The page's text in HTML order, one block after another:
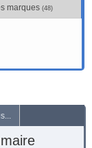
marques(48)